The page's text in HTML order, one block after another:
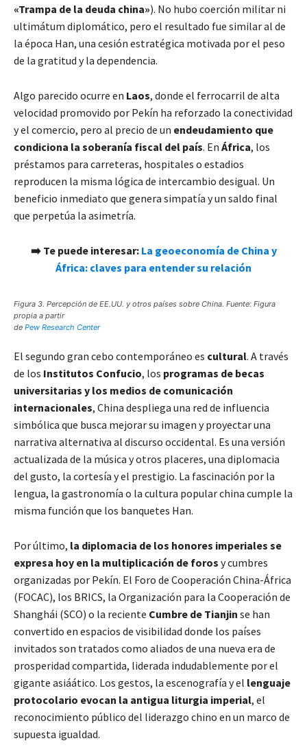
«Trampa de la deuda china»). No hubo coerción militar ni
ultimátum diplomático, pero el resultado fue similar al de
la época Han, una cesión estratégica motivada por el peso
de la gratitud y la dependencia.
Algo parecido ocurre en Laos, donde el ferrocarril de alta
velocidad promovido por Pekín ha reforzado la conectividad
y el comercio, pero al precio de un endeudamiento que
condiciona la soberanía fiscal del país. En África, los
préstamos para carreteras, hospitales o estadios
reproducen la misma lógica de intercambio desigual. Un
beneficio inmediato que genera simpatía y un saldo final
que perpetúa la asimetría.
➡️ Te puede interesar: La geoeconomía de China y
África: claves para entender su relación
Figura 3. Percepción de EE.UU. y otros países sobre China. Fuente: Figura
propia a partir
de Pew Research Center
El segundo gran cebo contemporáneo es cultural. A través
de los Institutos Confucio, los programas de becas
universitarias y los medios de comunicación
internacionales, China despliega una red de influencia
simbólica que busca mejorar su imagen y proyectar una
narrativa alternativa al discurso occidental. Es una versión
actualizada de la música y otros placeres, una diplomacia
del gusto, la cortesía y el prestigio. La fascinación por la
lengua, la gastronomía o la cultura popular china cumple la
misma función que los banquetes Han.
Por último, la diplomacia de los honores imperiales se
expresa hoy en la multiplicación de foros y cumbres
organizadas por Pekín. El Foro de Cooperación China-África
(FOCAC), los BRICS, la Organización para la Cooperación de
Shanghái (SCO) o la reciente Cumbre de Tianjin se han
convertido en espacios de visibilidad donde los países
invitados son tratados como aliados de una nueva era de
prosperidad compartida, liderada indudablemente por el
gigante asiáático. Los gestos, la escenografía y el lenguaje
protocolario evocan la antigua liturgia imperial, el
reconocimiento público del liderazgo chino en un marco de
supuesta igualdad.